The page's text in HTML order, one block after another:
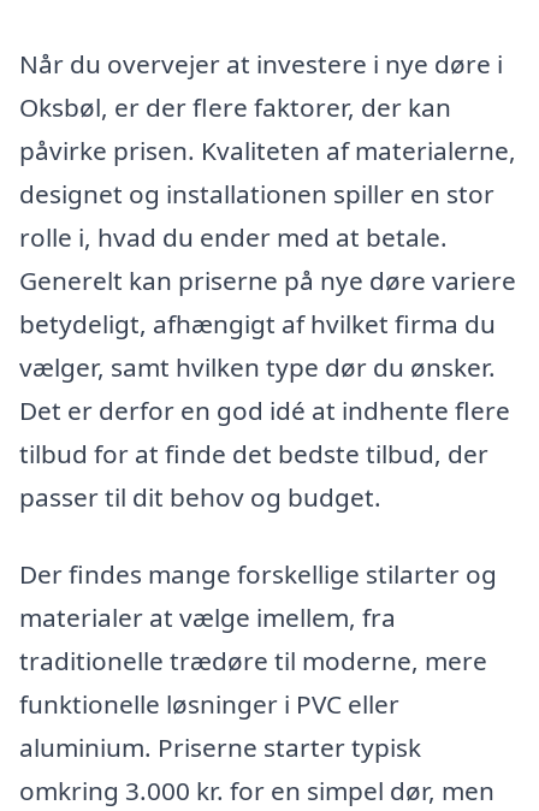
Når du overvejer at investere i nye døre i
Oksbøl, er der flere faktorer, der kan
påvirke prisen. Kvaliteten af materialerne,
designet og installationen spiller en stor
rolle i, hvad du ender med at betale.
Generelt kan priserne på nye døre variere
betydeligt, afhængigt af hvilket firma du
vælger, samt hvilken type dør du ønsker.
Det er derfor en god idé at indhente flere
tilbud for at finde det bedste tilbud, der
passer til dit behov og budget.
Der findes mange forskellige stilarter og
materialer at vælge imellem, fra
traditionelle trædøre til moderne, mere
funktionelle løsninger i PVC eller
aluminium. Priserne starter typisk
omkring 3.000 kr. for en simpel dør, men